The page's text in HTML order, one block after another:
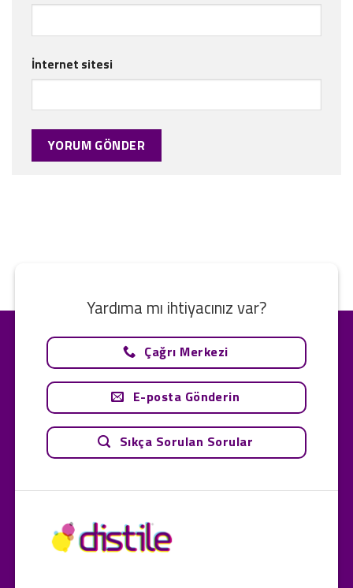
İnternet sitesi
Yardıma mı ihtiyacınız var?
Çağrı Merkezi
E-posta Gönderin
Sıkça Sorulan Sorular